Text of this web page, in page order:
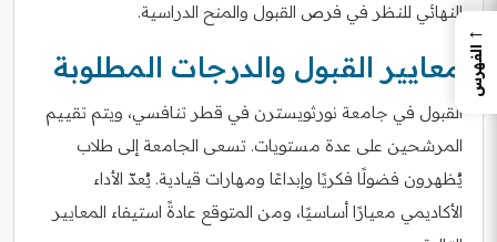
النهائي للنظر في فرص القبول والمنح الدراسية.
معايير القبول والدرجات المطلوبة
القبول في جامعة نورثويسترن في قطر تنافسي، ويتم تقييم
المرشحين على عدة مستويات. تسعى الجامعة إلى طلاب
يُظهرون فضولًا فكريًا وإبداعًا ومهارات قيادية. يُعدّ الأداء
الأكاديمي معيارًا أساسيًا، ومن المتوقع عادةً استيفاء المعايير
←
الفهرس